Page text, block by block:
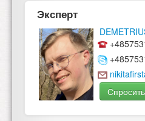
Эксперт